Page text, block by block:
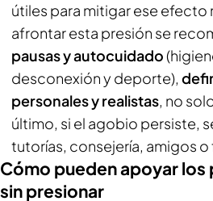
útiles para mitigar ese efecto
afrontar esta presión se
pausas y autocuidado
desconexión y deporte),
personales y realistas, no
último, si el agobio persiste,
tutorías, consejería, amigos o
Cómo pueden apoyar
sin presionar